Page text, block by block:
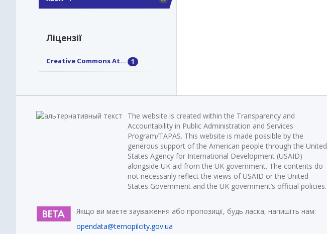
Ліцензії
Creative Commons At... 1
The website is created within the Transparency and
Accountability in Public Administration and Services
Program/TAPAS. This website is made possible by the
generous support of the American people through the United
States Agency for International Development (USAID)
alongside UK aid from the UK government. The contents do
not necessarily reflect the views of USAID or the United
States Government and the UK government’s official policies.
Якщо ви маєте зауваження або пропозиції, будь ласка, напишіть нам:
opendata@ternopilcity.gov.ua